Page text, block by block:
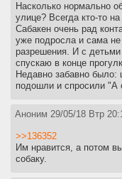
Насколько нормально
улице? Всегда кто-то
Сабакен очень рад
уже подросла и сама
разрешения. И с
спускаю в конце
Недавно забавно
подошли и спросили "А
Аноним 29/05/18 Втр
>>136352
Им нравится, а потом
собаку.